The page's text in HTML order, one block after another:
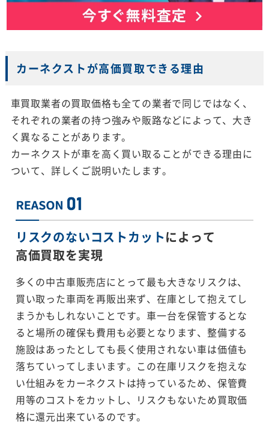
カーネクストが高価買取できる理由
車買取業者の買取価格も全ての業者で同じではなく、
それぞれの業者の持つ強みや販路などによって、大き
く異なることがあります。
カーネクストが車を高く買い取ることができる理由に
ついて、詳しくご説明いたします。
リスクのないコストカットによって
高価買取を実現
多くの中古車販売店にとって最も大きなリスクは、
買い取った車両を再販出来ず、在庫として抱えてし
まうかもしれないことです。車一台を保管するとな
ると場所の確保も費用も必要となります、整備する
施設はあったとしても長く使用されない車は価値も
落ちていってしまいます。この在庫リスクを抱えな
い仕組みをカーネクストは持っているため、保管費
用等のコストをカットし、リスクもないため買取価
格に還元出来ているのです。